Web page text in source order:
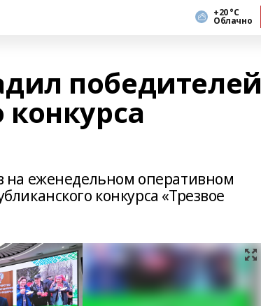
+20 °С
Облачно
победителей
на еженедельном оперативном
конкурса «Трезвое